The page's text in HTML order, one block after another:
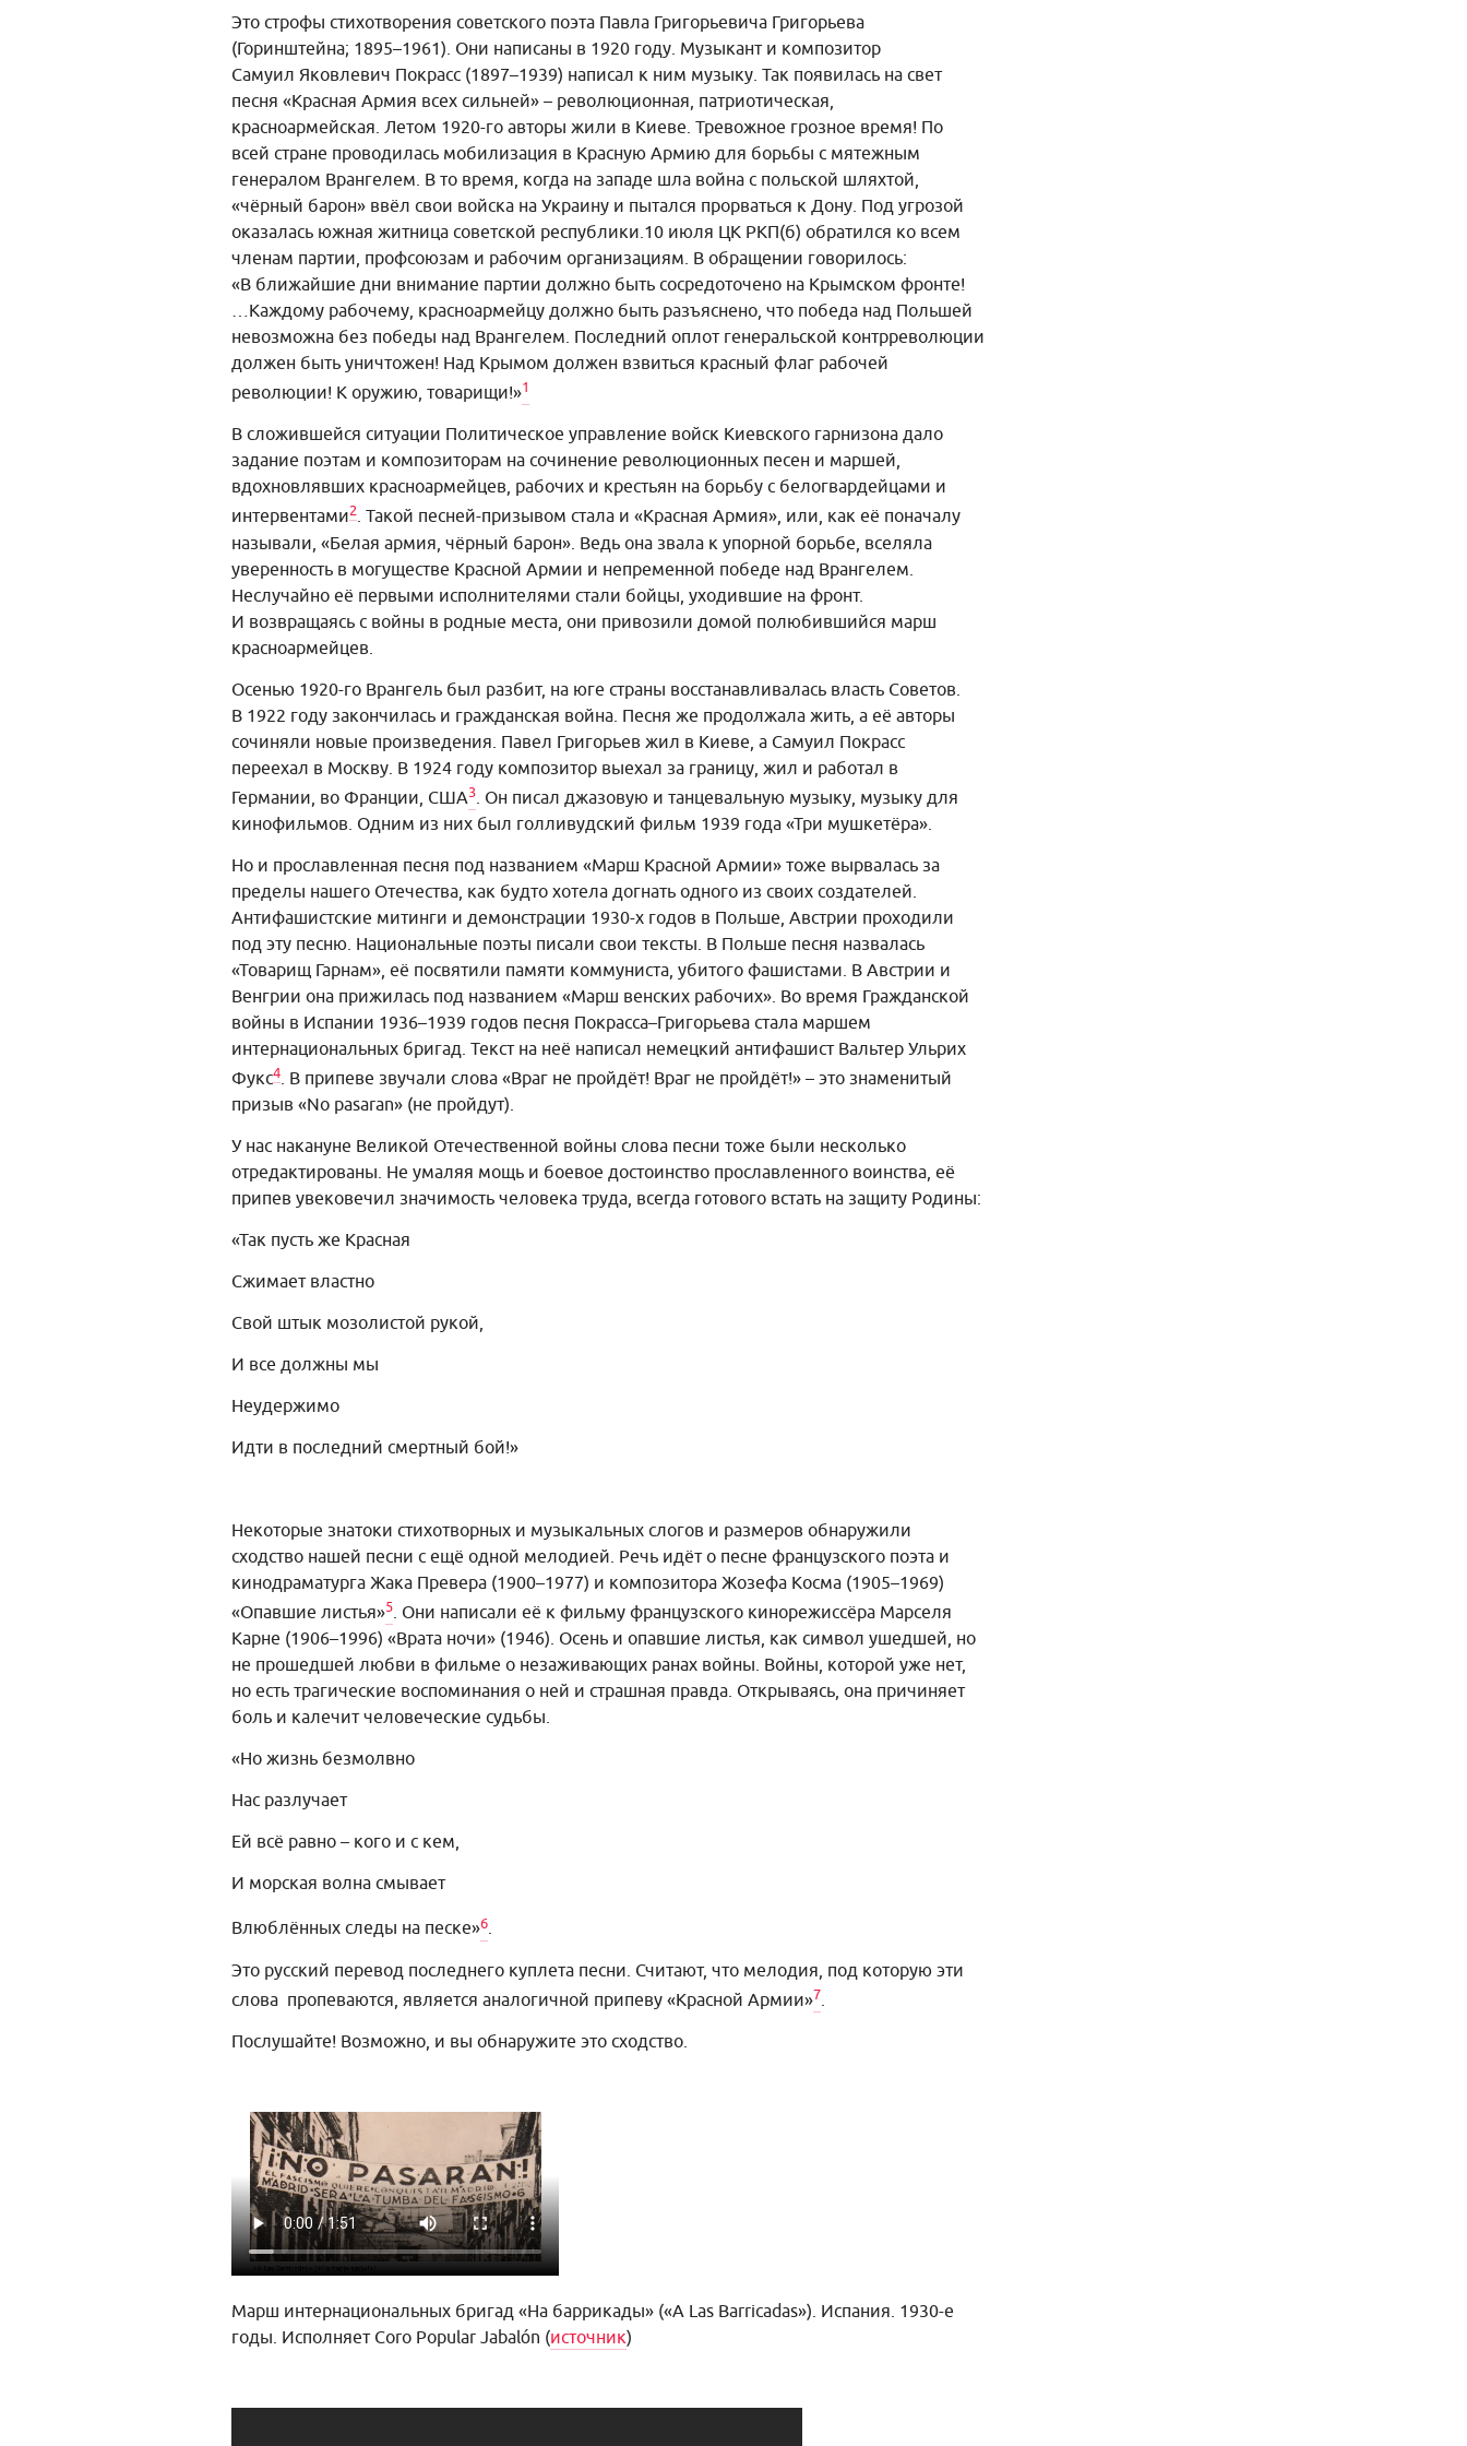
Это строфы стихотворения советского поэта Павла Григорьевича Григорьева
(Горинштейна; 1895–1961). Они написаны в 1920 году. Музыкант и композитор
Самуил Яковлевич Покрасс (1897–1939) написал к ним музыку. Так появилась на свет
песня «Красная Армия всех сильней» – революционная, патриотическая,
красноармейская. Летом 1920-го авторы жили в Киеве. Тревожное грозное время! По
всей стране проводилась мобилизация в Красную Армию для борьбы с мятежным
генералом Врангелем. В то время, когда на западе шла война с польской шляхтой,
«чёрный барон» ввёл свои войска на Украину и пытался прорваться к Дону. Под угрозой
оказалась южная житница советской республики.10 июля ЦК РКП(б) обратился ко всем
членам партии, профсоюзам и рабочим организациям. В обращении говорилось:
«В ближайшие дни внимание партии должно быть сосредоточено на Крымском фронте!
…Каждому рабочему, красноармейцу должно быть разъяснено, что победа над Польшей
невозможна без победы над Врангелем. Последний оплот генеральской контрреволюции
должен быть уничтожен! Над Крымом должен взвиться красный флаг рабочей
революции! К оружию, товарищи!»1
В сложившейся ситуации Политическое управление войск Киевского гарнизона дало
задание поэтам и композиторам на сочинение революционных песен и маршей,
вдохновлявших красноармейцев, рабочих и крестьян на борьбу с белогвардейцами и
интервентами2. Такой песней-призывом стала и «Красная Армия», или, как её поначалу
называли, «Белая армия, чёрный барон». Ведь она звала к упорной борьбе, вселяла
уверенность в могуществе Красной Армии и непременной победе над Врангелем.
Неслучайно её первыми исполнителями стали бойцы, уходившие на фронт.
И возвращаясь с войны в родные места, они привозили домой полюбившийся марш
красноармейцев.
Осенью 1920-го Врангель был разбит, на юге страны восстанавливалась власть Советов.
В 1922 году закончилась и гражданская война. Песня же продолжала жить, а её авторы
сочиняли новые произведения. Павел Григорьев жил в Киеве, а Самуил Покрасс
переехал в Москву. В 1924 году композитор выехал за границу, жил и работал в
Германии, во Франции, США3. Он писал джазовую и танцевальную музыку, музыку для
кинофильмов. Одним из них был голливудский фильм 1939 года «Три мушкетёра».
Но и прославленная песня под названием «Марш Красной Армии» тоже вырвалась за
пределы нашего Отечества, как будто хотела догнать одного из своих создателей.
Антифашистские митинги и демонстрации 1930-х годов в Польше, Австрии проходили
под эту песню. Национальные поэты писали свои тексты. В Польше песня назвалась
«Товарищ Гарнам», её посвятили памяти коммуниста, убитого фашистами. В Австрии и
Венгрии она прижилась под названием «Марш венских рабочих». Во время Гражданской
войны в Испании 1936–1939 годов песня Покрасса–Григорьева стала маршем
интернациональных бригад. Текст на неё написал немецкий антифашист Вальтер Ульрих
Фукс4. В припеве звучали слова «Враг не пройдёт! Враг не пройдёт!» – это знаменитый
призыв «No pasaran» (не пройдут).
У нас накануне Великой Отечественной войны слова песни тоже были несколько
отредактированы. Не умаляя мощь и боевое достоинство прославленного воинства, её
припев увековечил значимость человека труда, всегда готового встать на защиту Родины:
«Так пусть же Красная
Сжимает властно
Свой штык мозолистой рукой,
И все должны мы
Неудержимо
Идти в последний смертный бой!»
Некоторые знатоки стихотворных и музыкальных слогов и размеров обнаружили
сходство нашей песни с ещё одной мелодией. Речь идёт о песне французского поэта и
кинодраматурга Жака Превера (1900–1977) и композитора Жозефа Косма (1905–1969)
«Опавшие листья»5. Они написали её к фильму французского кинорежиссёра Марселя
Карне (1906–1996) «Врата ночи» (1946). Осень и опавшие листья, как символ ушедшей, но
не прошедшей любви в фильме о незаживающих ранах войны. Войны, которой уже нет,
но есть трагические воспоминания о ней и страшная правда. Открываясь, она причиняет
боль и калечит человеческие судьбы.
«Но жизнь безмолвно
Нас разлучает
Ей всё равно – кого и с кем,
И морская волна смывает
Влюблённых следы на песке»6.
Это русский перевод последнего куплета песни. Считают, что мелодия, под которую эти
слова пропеваются, является аналогичной припеву «Красной Армии»7.
Послушайте! Возможно, и вы обнаружите это сходство.
Марш интернациональных бригад «На баррикады» («A Las Barricadas»). Испания. 1930-е
годы. Исполняет Coro Popular Jabalón (источник)